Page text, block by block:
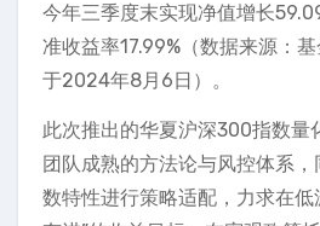
今年三季度末实现净值增长
准收益率17.99%（数据来源：
于2024年8月6日）。
此次推出的华夏沪深300指数量
团队成熟的方法论与风控体系
数特性进行策略适配，力求在低